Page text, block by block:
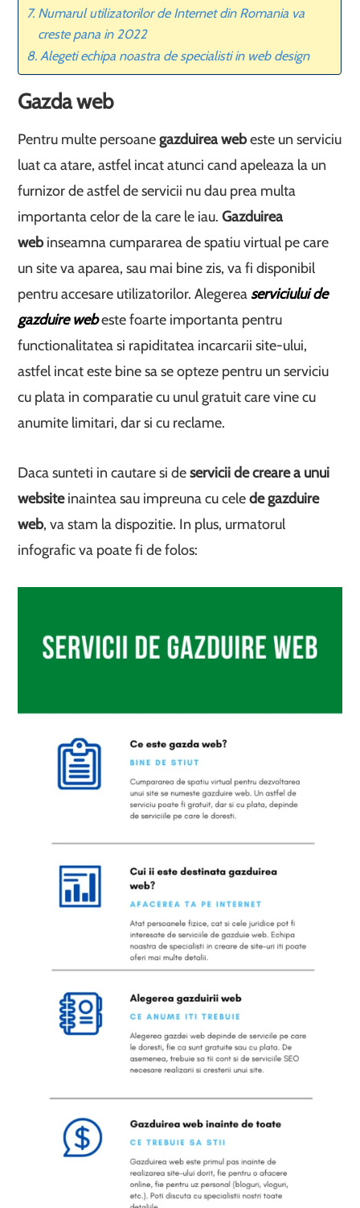
Numarul utilizatorilor de Internet din Romania va
creste pana in 2022
Alegeti echipa noastra de specialisti in web design
Gazda web
Pentru multe persoanegazduirea webeste un serviciu
luat ca atare, astfel incat atunci cand apeleaza la un
furnizor de astfel de servicii nu dau prea multa
importanta celor de la care le iau.Gazduirea
webinseamna cumpararea de spatiu virtual pe care
un site va aparea, sau mai bine zis, va fi disponibil
pentru accesare utilizatorilor. Alegereaserviciului de
gazduire webeste foarte importanta pentru
functionalitatea si rapiditatea incarcarii site-ului,
astfel incat este bine sa se opteze pentru un serviciu
cu plata in comparatie cu unul gratuit care vine cu
anumite limitari, dar si cu reclame.
Daca sunteti in cautare si deservicii decreare a unui
websiteinaintea sau impreuna cu celede gazduire
web, va stam la dispozitie. In plus, urmatorul
infografic va poate fi de folos: